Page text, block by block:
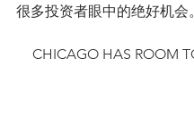
很多投资者眼中的绝好机会。
CHICAGO HAS ROOM